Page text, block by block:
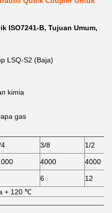
ISO7241-B, Tujuan Umum,
LSQ-S2 (Baja)
kimia
gas
4 3/8
1/2
4000
4000
6
12
+ 120 ℃